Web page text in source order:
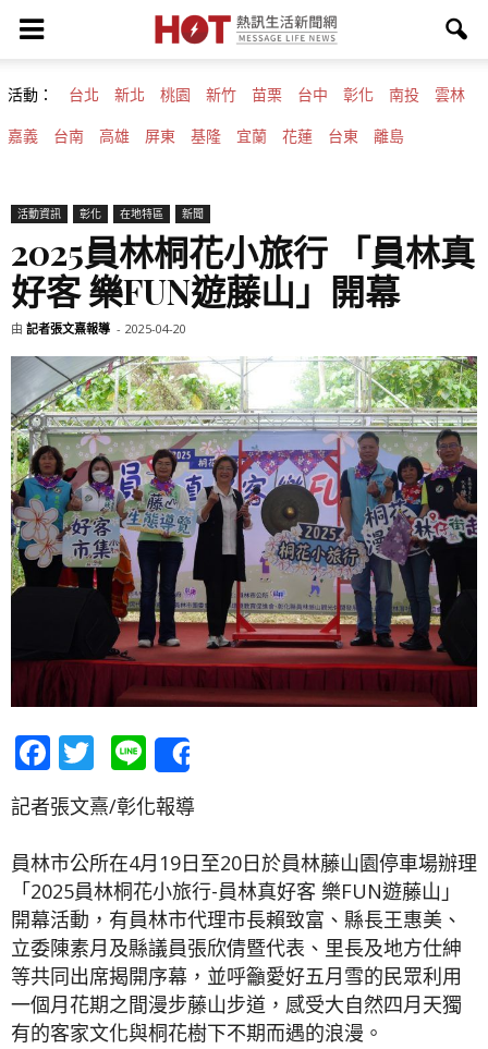
活動： 台北 新北 桃園 新竹 苗栗 台中 彰化 南投 雲林
嘉義 台南 高雄 屏東 基隆 宜蘭 花蓮 台東 離島
活動資訊 彰化 在地特區 新聞
2025員林桐花小旅行 「員林真
好客 樂FUN遊藤山」開幕
由 記者張文熹報導 - 2025-04-20
Facebook
Twitter
Line
記者張文熹/彰化報導
員林市公所在4月19日至20日於員林藤山園停車場辦理
「2025員林桐花小旅行-員林真好客 樂FUN遊藤山」
開幕活動，有員林市代理市長賴致富、縣長王惠美、
立委陳素月及縣議員張欣倩暨代表、里長及地方仕紳
等共同出席揭開序幕，並呼籲愛好五月雪的民眾利用
一個月花期之間漫步藤山步道，感受大自然四月天獨
有的客家文化與桐花樹下不期而遇的浪漫。